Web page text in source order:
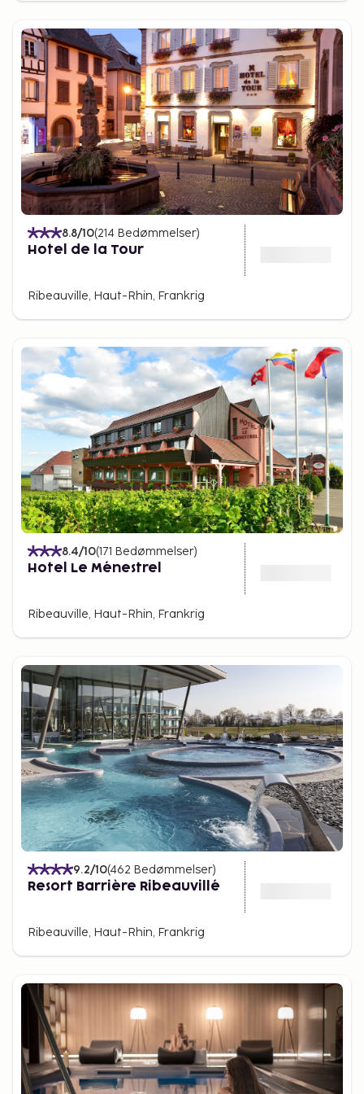
8.8/10(214 Bedømmelser)
Hotel de la Tour
Ribeauville, Haut-Rhin, Frankrig
8.4/10(171 Bedømmelser)
Hotel Le Ménestrel
Ribeauville, Haut-Rhin, Frankrig
9.2/10(462 Bedømmelser)
Resort Barrière Ribeauvillé
Ribeauville, Haut-Rhin, Frankrig